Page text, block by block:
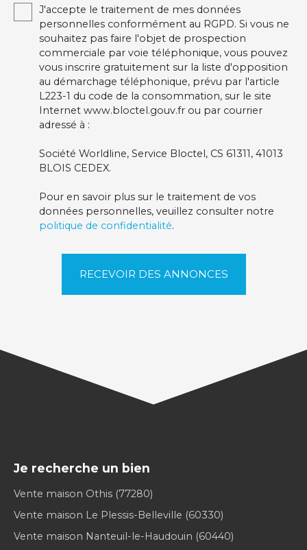
J'accepte le traitement de mes données
personnelles conformément au RGPD. Si vous ne
souhaitez pas faire l'objet de prospection
commerciale par voie téléphonique, vous pouvez
vous inscrire gratuitement sur la liste d'opposition
au démarchage téléphonique, prévu par l'article
L223-1 du code de la consommation, sur le site
Internet www.bloctel.gouv.fr ou par courrier
adressé à :
Société Worldline, Service Bloctel, CS 61311, 41013
BLOIS CEDEX.
Pour en savoir plus sur le traitement de vos
données personnelles, veuillez consulter notre
politique de confidentialité.
RECEVOIR DES ANNONCES
Je recherche un bien
Vente maison Othis (77280)
Vente maison Le Plessis-Belleville (60330)
Vente maison Nanteuil-le-Haudouin (60440)